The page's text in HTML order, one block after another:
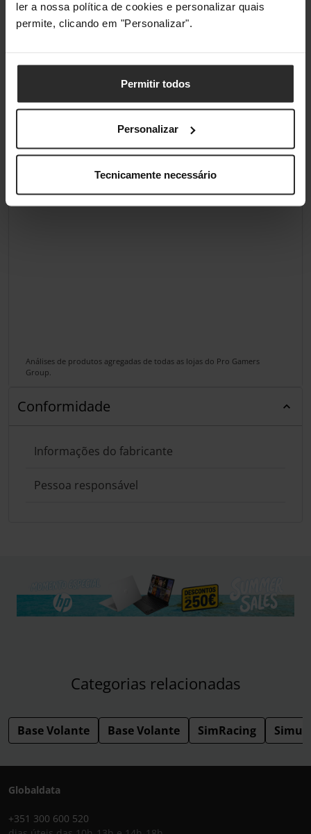
ler a nossa política de cookies e personalizar quais
permite, clicando em "Personalizar".
Permitir todos
Personalizar
Tecnicamente necessário
Análises de produtos agregadas de todas as lojas do Pro Gamers
Group.
Conformidade
Informações do fabricante
Pessoa responsável
Categorias relacionadas
Base Volante Base Volante SimRacing
Globaldata
+351 300 600 520